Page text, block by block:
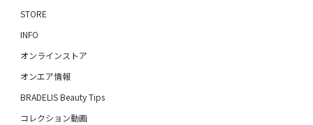
STORE
INFO
オンラインストア
オンエア情報
BRADELIS Beauty Tips
コレクション動画